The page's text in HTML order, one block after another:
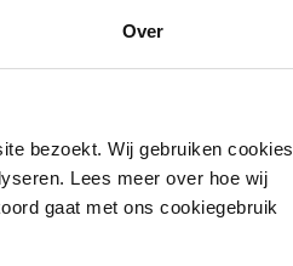
Over
bezoekt. Wij gebruiken cookies
Lees meer over hoe wij
gaat met ons cookiegebruik